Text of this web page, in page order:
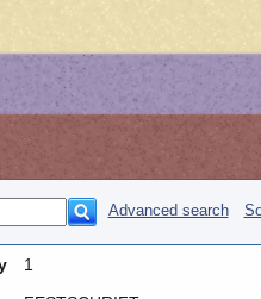
Advanced search
1